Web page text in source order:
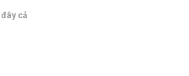
cả